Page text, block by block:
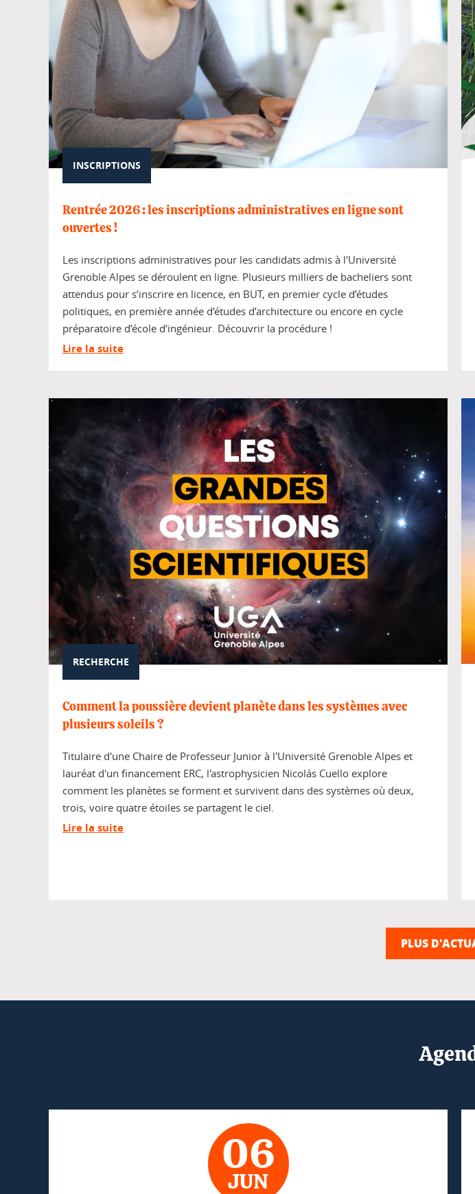
INSCRIPTIONS
Rentrée 2026 : les inscriptions administratives en ligne sont
ouvertes !
Les inscriptions administratives pour les candidats admis à l'Université
Grenoble Alpes se déroulent en ligne. Plusieurs milliers de bacheliers sont
attendus pour s’inscrire en licence, en BUT, en premier cycle d’études
politiques, en première année d’études d’architecture ou encore en cycle
préparatoire d’école d’ingénieur. Découvrir la procédure !
Lire la suite
RECHERCHE
Comment la poussière devient planète dans les systèmes avec
plusieurs soleils ?
Titulaire d'une Chaire de Professeur Junior à l'Université Grenoble Alpes et
lauréat d'un financement ERC, l'astrophysicien Nicolás Cuello explore
comment les planètes se forment et survivent dans des systèmes où deux,
trois, voire quatre étoiles se partagent le ciel.
Lire la suite
PLUS
06
JUN